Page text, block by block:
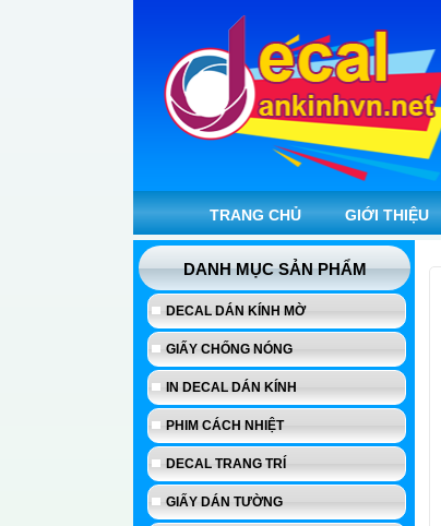
TRANG CHỦ GIỚI THIỆU
DANH MỤC SẢN PHẨM
DECAL DÁN KÍNH MỜ
GIẤY CHỐNG NÓNG
IN DECAL DÁN KÍNH
PHIM CÁCH NHIỆT
DECAL TRANG TRÍ
GIẤY DÁN TƯỜNG